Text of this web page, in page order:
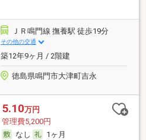
ＪＲ鳴門線 撫養駅 徒歩19分
その他の交通
築12年9ヶ月 / 2階建
徳島県鳴門市大津町吉永
5.10万円
管理費5,200円
なし
1ヶ月